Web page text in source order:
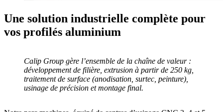
Une solution industrielle complète pour
vos profilés aluminium
Calip Group gère l’ensemble de la chaîne de valeur :
développement de filière, extrusion à partir de 250 kg,
traitement de surface (anodisation, surtec, peinture),
usinage de précision etmontage final.